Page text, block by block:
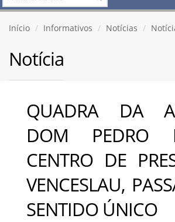
Início Informativos Notícias
Notícia
QUADRA DA
DOM
CENTRO DE
VENCESLAU,
SENTIDO ÚNICO